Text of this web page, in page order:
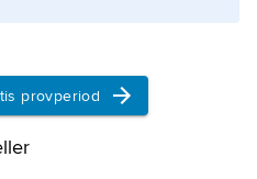
provperiod